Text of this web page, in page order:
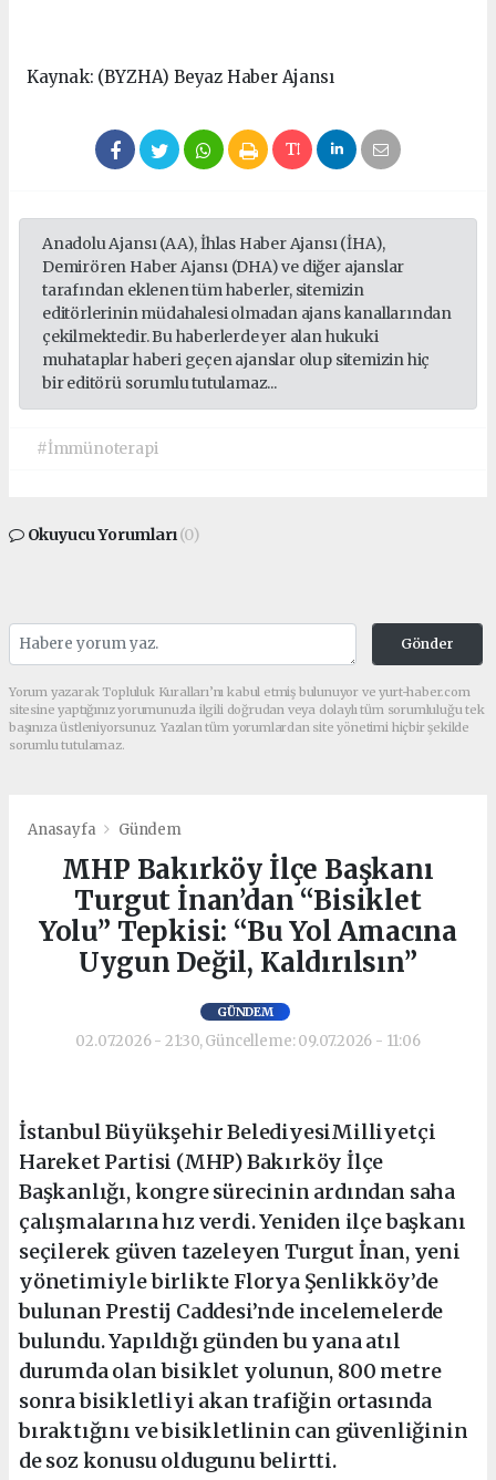
Kaynak: (BYZHA) Beyaz Haber Ajansı
Anadolu Ajansı (AA), İhlas Haber Ajansı (İHA),
Demirören Haber Ajansı (DHA) ve diğer ajanslar
tarafından eklenen tüm haberler, sitemizin
editörlerinin müdahalesi olmadan ajans kanallarından
çekilmektedir. Bu haberlerde yer alan hukuki
muhataplar haberi geçen ajanslar olup sitemizin hiç
bir editörü sorumlu tutulamaz...
#İmmünoterapi
Okuyucu Yorumları(0)
Gönder
Yorum yazarak Topluluk Kuralları’nı kabul etmiş bulunuyor ve yurt-haber.com
sitesine yaptığınız yorumunuzla ilgili doğrudan veya dolaylı tüm sorumluluğu tek
başınıza üstleniyorsunuz. Yazılan tüm yorumlardan site yönetimi hiçbir şekilde
sorumlu tutulamaz.
Anasayfa Gündem
MHP Bakırköy İlçe Başkanı
Turgut İnan’dan “Bisiklet
Yolu” Tepkisi: “Bu Yol Amacına
Uygun Değil, Kaldırılsın”
GÜNDEM
02.07.2026 - 21:30, Güncelleme: 09.07.2026 - 11:06
İstanbul Büyükşehir BelediyesiMilliyetçi
Hareket Partisi (MHP) Bakırköy İlçe
Başkanlığı, kongre sürecinin ardından saha
çalışmalarına hız verdi. Yeniden ilçe başkanı
seçilerek güven tazeleyen Turgut İnan, yeni
yönetimiyle birlikte Florya Şenlikköy’de
bulunan Prestij Caddesi’nde incelemelerde
bulundu. Yapıldığı günden bu yana atıl
durumda olan bisiklet yolunun, 800 metre
sonra bisikletliyi akan trafiğin ortasında
bıraktığını ve bisikletlinin can güvenliğinin
de soz konusu oldugunu belirtti.